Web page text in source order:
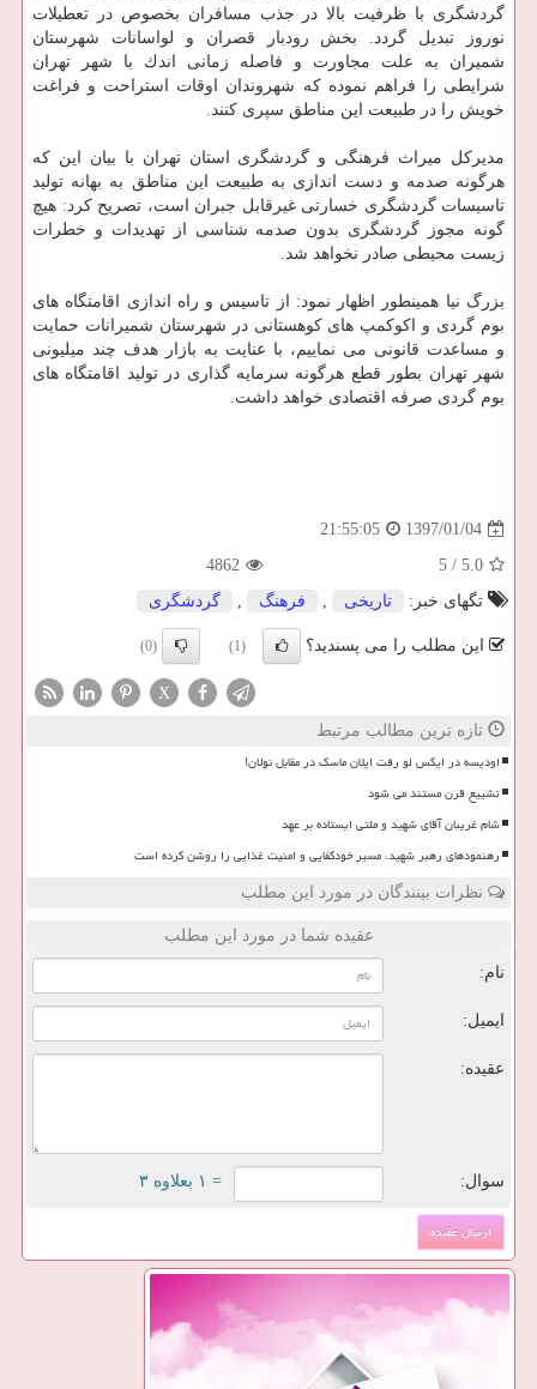
گردشگری با ظرفیت بالا در جذب مسافران بخصوص در تعطیلات
نوروز تبدیل گردد. بخش رودبار قصران و لواسانات شهرستان
شمیران به علت مجاورت و فاصله زمانی اندك با شهر تهران
شرایطی را فراهم نموده كه شهروندان اوقات استراحت و فراغت
خویش را در طبیعت این مناطق سپری كنند.
مدیركل میراث فرهنگی و گردشگری استان تهران با بیان این كه
هرگونه صدمه و دست اندازی به طبیعت این مناطق به بهانه تولید
تاسیسات گردشگری خسارتی غیرقابل جبران است، تصریح كرد: هیچ
گونه مجوز گردشگری بدون صدمه شناسی از تهدیدات و خطرات
زیست محیطی صادر نخواهد شد.
بزرگ نیا همینطور اظهار نمود: از تاسیس و راه اندازی اقامتگاه های
بوم گردی و اكوكمپ های كوهستانی در شهرستان شمیرانات حمایت
و مساعدت قانونی می نماییم، با عنایت به بازار هدف چند میلیونی
شهر تهران بطور قطع هرگونه سرمایه گذاری در تولید اقامتگاه های
بوم گردی صرفه اقتصادی خواهد داشت.
1397/01/04
21:55:05
5.0
/
5
4862
تگهای خبر:
تاریخی , فرهنگ , گردشگری
این مطلب را می پسندید؟ (1)
(0)
X
تازه ترین مطالب مرتبط
اودیسه در ایکس لو رفت ایلان ماسک در مقابل نولان!
تشییع قرن مستند می شود
شام غریبان آقای شهید و ملتی ایستاده بر عهد
رهنمودهای رهبر شهید، مسیر خودکفایی و امنیت غذایی را روشن کرده است
نظرات بینندگان در مورد این مطلب
عقیده شما در مورد این مطلب
نام:
ایمیل:
عقیده:
سوال: = ۱ بعلاوه ۳